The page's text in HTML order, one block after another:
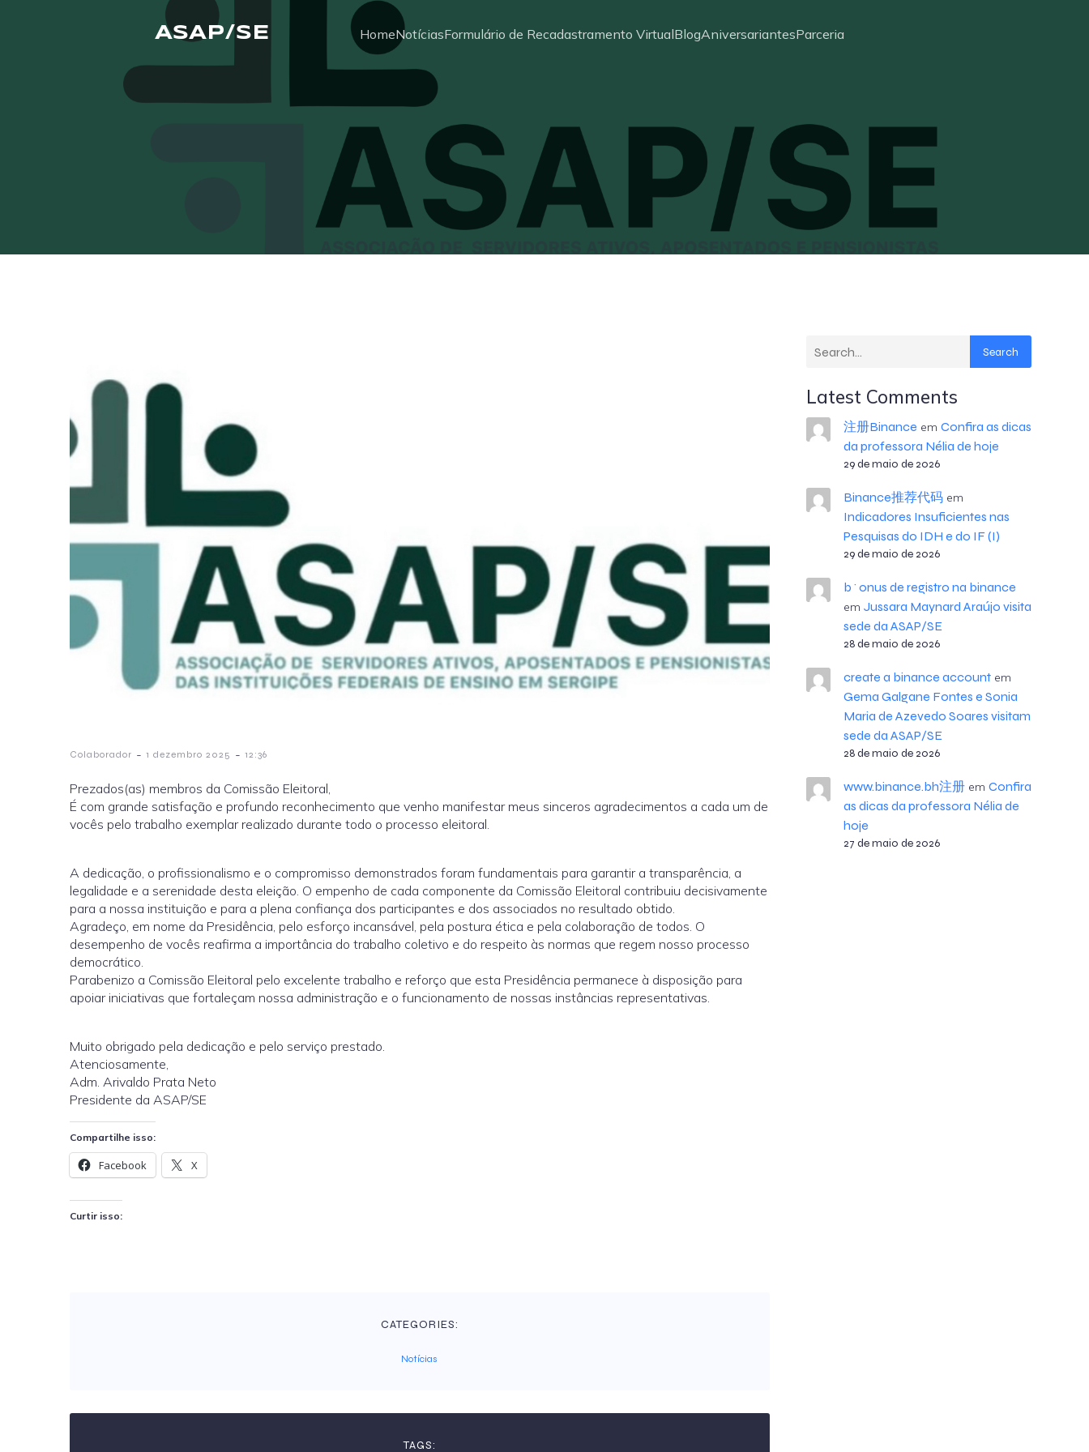
ASAP/SE HomeNotíciasFormulário de Recadastramento VirtualBlogAniversariantesParceria
Colaborador - 1 dezembro 2025 - 12:36
Prezados(as) membros da Comissão Eleitoral,
É com grande satisfação e profundo reconhecimento que venho manifestar meus sinceros agradecimentos a cada um de
vocês pelo trabalho exemplar realizado durante todo o processo eleitoral.
A dedicação, o profissionalismo e o compromisso demonstrados foram fundamentais para garantir a transparência, a
legalidade e a serenidade desta eleição. O empenho de cada componente da Comissão Eleitoral contribuiu decisivamente
para a nossa instituição e para a plena confiança dos participantes e dos associados no resultado obtido.
Agradeço, em nome da Presidência, pelo esforço incansável, pela postura ética e pela colaboração de todos. O
desempenho de vocês reafirma a importância do trabalho coletivo e do respeito às normas que regem nosso processo
democrático.
Parabenizo a Comissão Eleitoral pelo excelente trabalho e reforço que esta Presidência permanece à disposição para
apoiar iniciativas que fortaleçam nossa administração e o funcionamento de nossas instâncias representativas.
Muito obrigado pela dedicação e pelo serviço prestado.
Atenciosamente,
Adm. Arivaldo Prata Neto
Presidente da ASAP/SE
Compartilhe isso:
Facebook X
Curtir isso:
CATEGORIES:
Notícias
TAGS:
Search
Latest Comments
注册Binance em Confira as dicas
da professora Nélia de hoje
29 de maio de 2026
Binance推荐代码em
Indicadores Insuficientes nas
Pesquisas do IDH e do IF (I)
29 de maio de 2026
b^onus de registro na binance
em Jussara Maynard Araújo visita
sede da ASAP/SE
28 de maio de 2026
create a binance accountem
Gema Galgane Fontes e Sonia
Maria de Azevedo Soares visitam
sede da ASAP/SE
28 de maio de 2026
www.binance.bh注册em Confira
as dicas da professora Nélia de
hoje
27 de maio de 2026